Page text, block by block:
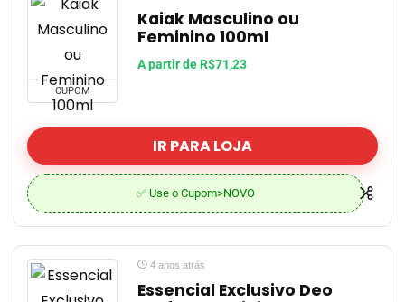
CUPOM
Kaiak Masculino ou
Feminino 100ml
A partir de R$71,23
IR PARA LOJA
✅ Use o Cupom>NOVO
4 anos atrás
Essencial Exclusivo Deo